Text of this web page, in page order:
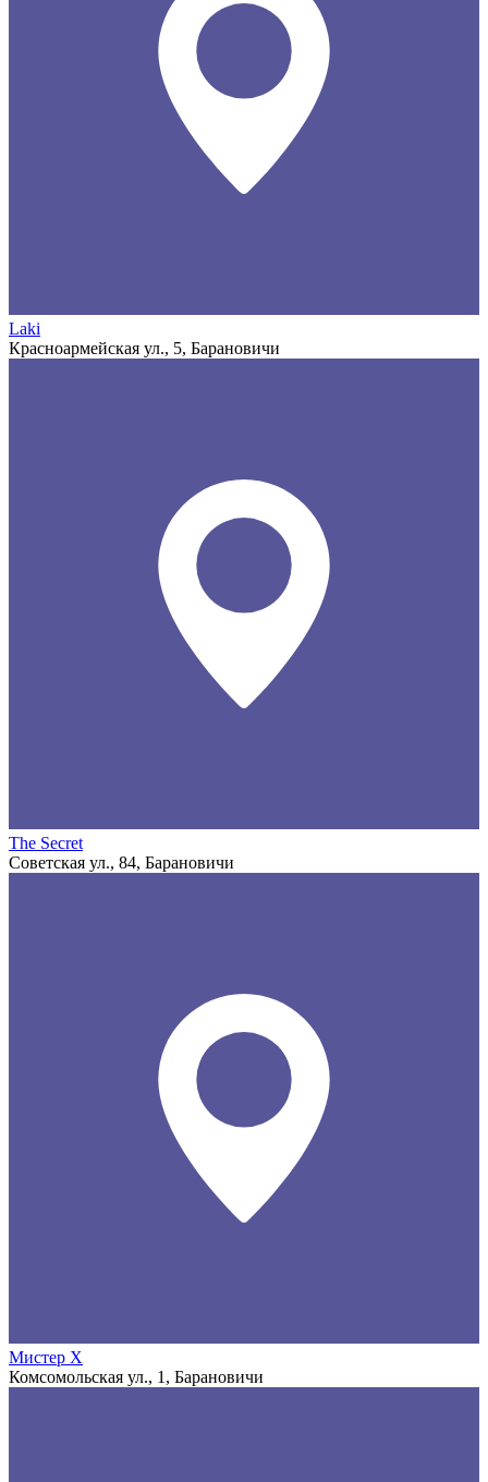
Laki
Красноармейская ул., 5, Барановичи
The Secret
Советская ул., 84, Барановичи
Мистер X
Комсомольская ул., 1, Барановичи